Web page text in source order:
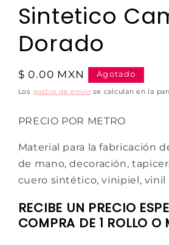
Sintetico
Dorado
$ 0.00 MXN Agotado
Los gastos de envío se calculan en la
PRECIO POR METRO
Material para la fabricación
de mano, decoración,
cuero sintético, vinipiel, vinil
RECIBE UN PRECIO
COMPRA DE 1 ROLLO O